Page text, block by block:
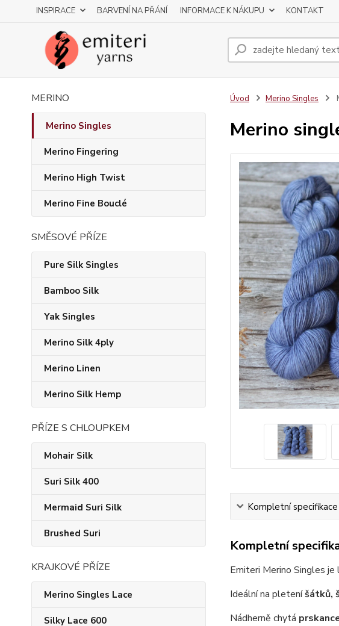
INSPIRACE BARVENÍ NA PŘÁNÍ INFORMACE K NÁKUPU KONTAKT
MERINO
Merino Singles
Merino Fingering
Merino High Twist
Merino Fine Bouclé
SMĚSOVÉ PŘÍZE
Pure Silk Singles
Bamboo Silk
Yak Singles
Merino Silk 4ply
Merino Linen
Merino Silk Hemp
PŘÍZE S CHLOUPKEM
Mohair Silk
Suri Silk 400
Mermaid Suri Silk
Brushed Suri
KRAJKOVÉ PŘÍZE
Merino Singles Lace
Silky Lace 600
Úvod Merino Singles
Merino
Kompletní specifikace
Kompletní
Emiteri Merino Singles je
Ideální na pleteníšátků,
Nádherně chytá